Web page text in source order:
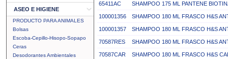
ASEO E HIGIENE
PRODUCTO PARA ANIMALES
Bolsas
Escoba-Cepillo-Hisopo-Sopapo
Ceras
Desodorantes Ambientales
65411AC SHAMPOO 175 ML PANTENE
100001356 SHAMPOO 180 ML FRASCO H&S
100001357 SHAMPOO 180 ML FRASCO H&S
70587RES SHAMPOO 180 ML FRASCO H&S
70587CAR SHAMPOO 180 ML FRASCO H&S